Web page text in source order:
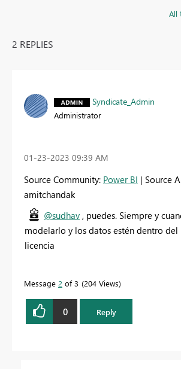
All
2 REPLIES
Syndicate_Admin
Administrator
‎01-23-2023 09:39 AM
Source Community: Power BI | Source
amitchandak
@sudhav , puedes. Siempre y
modelarlo y los datos estén dentro
licencia
Message 2 of 3 204 Views
0 Reply